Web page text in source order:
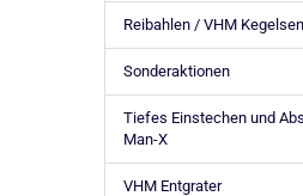
Reibahlen / VHM
Sonderaktionen
Tiefes Einstechen und
Man-X
VHM Entgrater